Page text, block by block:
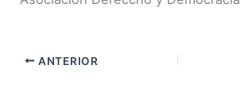
ANTERIOR